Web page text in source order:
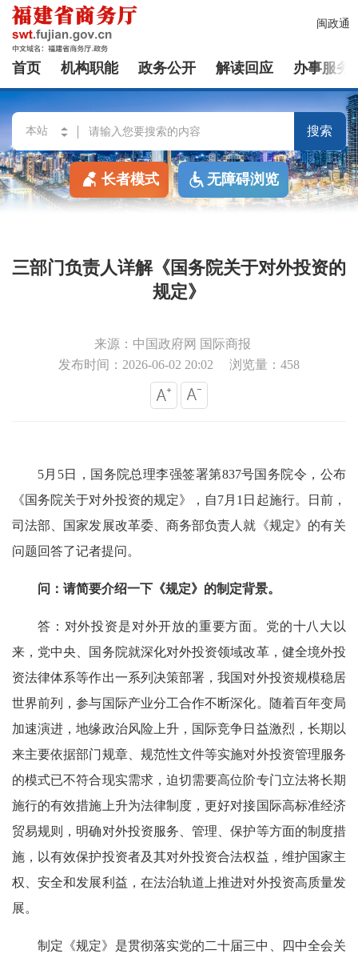
闽政通
首页 机构职能 政务公开 解读回应 办事服务
搜索
长者模式 无障碍浏览
三部门负责人详解《国务院关于对外投资的
规定》
来源：中国政府网 国际商报
发布时间：2026-06-02 20:02
浏览量：458
5月5日，国务院总理李强签署第837号国务院令，公布
《国务院关于对外投资的规定》，自7月1日起施行。日前，
司法部、国家发展改革委、商务部负责人就《规定》的有关
问题回答了记者提问。
问：请简要介绍一下《规定》的制定背景。
答：对外投资是对外开放的重要方面。党的十八大以
来，党中央、国务院就深化对外投资领域改革，健全境外投
资法律体系等作出一系列决策部署，我国对外投资规模稳居
世界前列，参与国际产业分工合作不断深化。随着百年变局
加速演进，地缘政治风险上升，国际竞争日益激烈，长期以
来主要依据部门规章、规范性文件等实施对外投资管理服务
的模式已不符合现实需求，迫切需要高位阶专门立法将长期
施行的有效措施上升为法律制度，更好对接国际高标准经济
贸易规则，明确对外投资服务、管理、保护等方面的制度措
施，以有效保护投资者及其对外投资合法权益，维护国家主
权、安全和发展利益，在法治轨道上推进对外投资高质量发
展。
制定《规定》是贯彻落实党的二十届三中、四中全会关